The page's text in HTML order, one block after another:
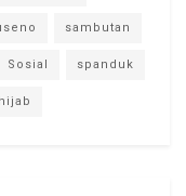
sambutan
Sosial spanduk